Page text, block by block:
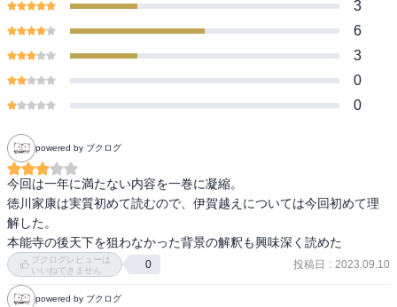
3
6
3
0
0
powered by ブクログ
今回は一年に満たない内容を一巻に凝縮。
徳川家康は実質初めて読むので、伊賀越えについては今回初めて理
解した。
本能寺の後天下を狙わなかった背景の解釈も興味深く読めた
ブクログレビューは
いいねできません
0 投稿日 : 2023.09.10
powered by ブクログ